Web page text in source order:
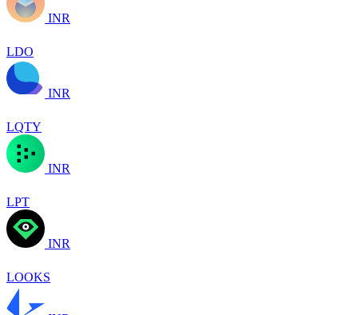
INR
LDO
INR
LQTY
INR
LPT
INR
LOOKS